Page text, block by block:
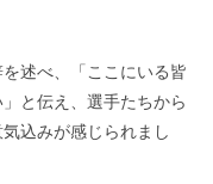
述べ、「ここにいる皆
と伝え、選手たちから
込みが感じられまし